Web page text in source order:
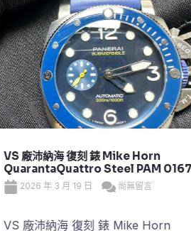
VS 廠沛納海 復刻 錶 Mike Horn
QuarantaQuattro Steel PAM 01676
2026 年 3 月 19 日 尚無留言
VS 廠沛納海 復刻 錶 Mike Horn